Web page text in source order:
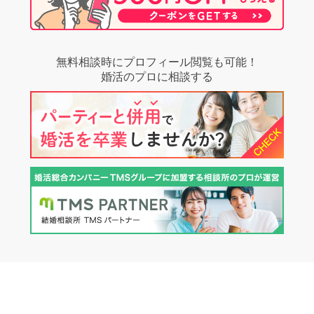
無料相談時にプロフィール閲覧も可能！
婚活のプロに相談する